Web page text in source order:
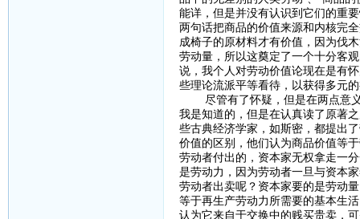
能详，但是并没有认识到它们的重
两句话把商品的价值来源和内核完
成椅子的原材料才有价值，因为伐
劳动量，所以这奠定了一个十分客
说，我个人对劳动价值论现在是有
些理论流派平等看待，以获得多元
尽管有了怀疑，但是在两点意义
我是知道的，但是在认真读了原著
些古典经济学家，如斯密，都提出
价值的区别，他们认为商品价值等
劳动者付出的，资本家无权拿走一
是劳动力，因为劳动者一旦与资本
劳动者出卖呢？资本家要的是劳动
等于再生产劳动力所需要的基本生
认为它来自于交换中的贱买贵卖，